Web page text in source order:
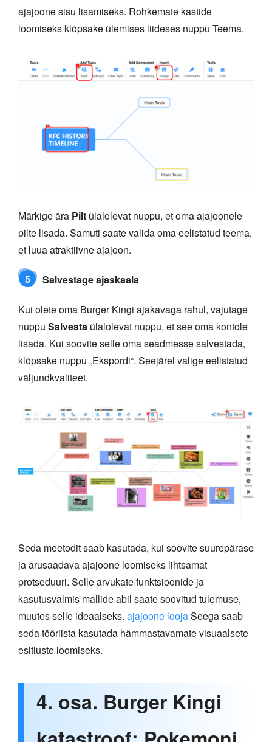
ajajoone sisu lisamiseks. Rohkemate kastide
loomiseks klõpsake ülemises liideses nuppu Teema.
Märkige ära Pilt ülalolevat nuppu, et oma ajajoonele
pilte lisada. Samuti saate valida oma eelistatud teema,
et luua atraktiivne ajajoon.
5 Salvestage ajaskaala
Kui olete oma Burger Kingi ajakavaga rahul, vajutage
nuppu Salvesta ülalolevat nuppu, et see oma kontole
lisada. Kui soovite selle oma seadmesse salvestada,
klõpsake nuppu „Ekspordi“. Seejärel valige eelistatud
väljundkvaliteet.
Seda meetodit saab kasutada, kui soovite suurepärase
ja arusaadava ajajoone loomiseks lihtsamat
protseduuri. Selle arvukate funktsioonide ja
kasutusvalmis mallide abil saate soovitud tulemuse,
muutes selle ideaalseks. ajajoone loojaSeega saab
seda tööriista kasutada hämmastavamate visuaalsete
esitluste loomiseks.
4. osa. Burger Kingi